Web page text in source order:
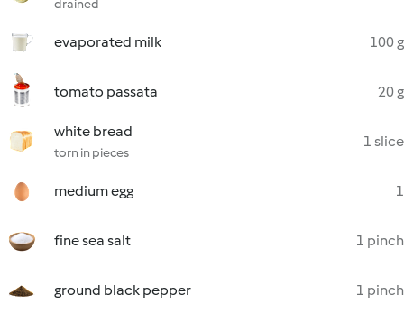
drained
evaporated milk 100 g
tomato passata 20 g
white bread
torn in pieces
1 slice
medium egg 1
fine sea salt 1 pinch
ground black pepper 1 pinch